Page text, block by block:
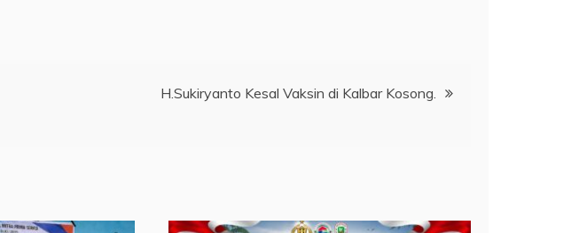
H.Sukiryanto Kesal Vaksin di Kalbar Kosong.